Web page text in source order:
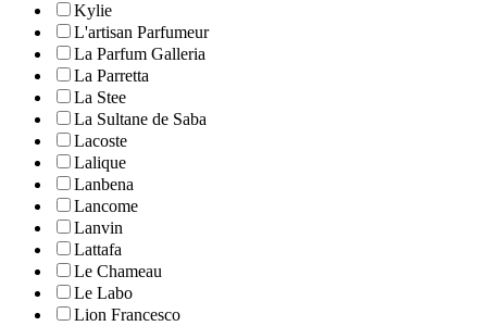
Kylie
L'artisan Parfumeur
La Parfum Galleria
La Parretta
La Stee
La Sultane de Saba
Lacoste
Lalique
Lanbena
Lancome
Lanvin
Lattafa
Le Chameau
Le Labo
Lion Francesco